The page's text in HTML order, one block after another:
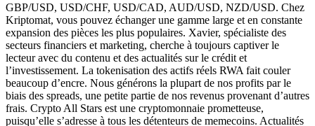
GBP/USD, USD/CHF, USD/CAD, AUD/USD, NZD/USD. Chez
Kriptomat, vous pouvez échanger une gamme large et en constante
expansion des pièces les plus populaires. Xavier, spécialiste des
secteurs financiers et marketing, cherche à toujours captiver le
lecteur avec du contenu et des actualités sur le crédit et
l’investissement. La tokenisation des actifs réels RWA fait couler
beaucoup d’encre. Nous générons la plupart de nos profits par le
biais des spreads, une petite partie de nos revenus provenant d’autres
frais. Crypto All Stars est une cryptomonnaie prometteuse,
puisqu’elle s’adresse à tous les détenteurs de memecoins. Actualités